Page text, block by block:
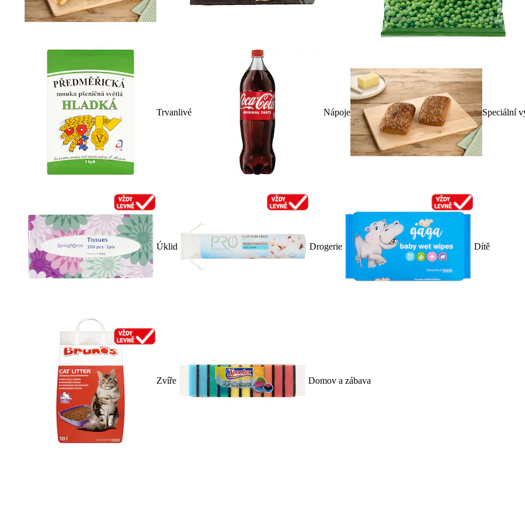
Trvanlivé Nápoje Speciální
Úklid Drogerie Dítě
Zvíře Domov a zábava